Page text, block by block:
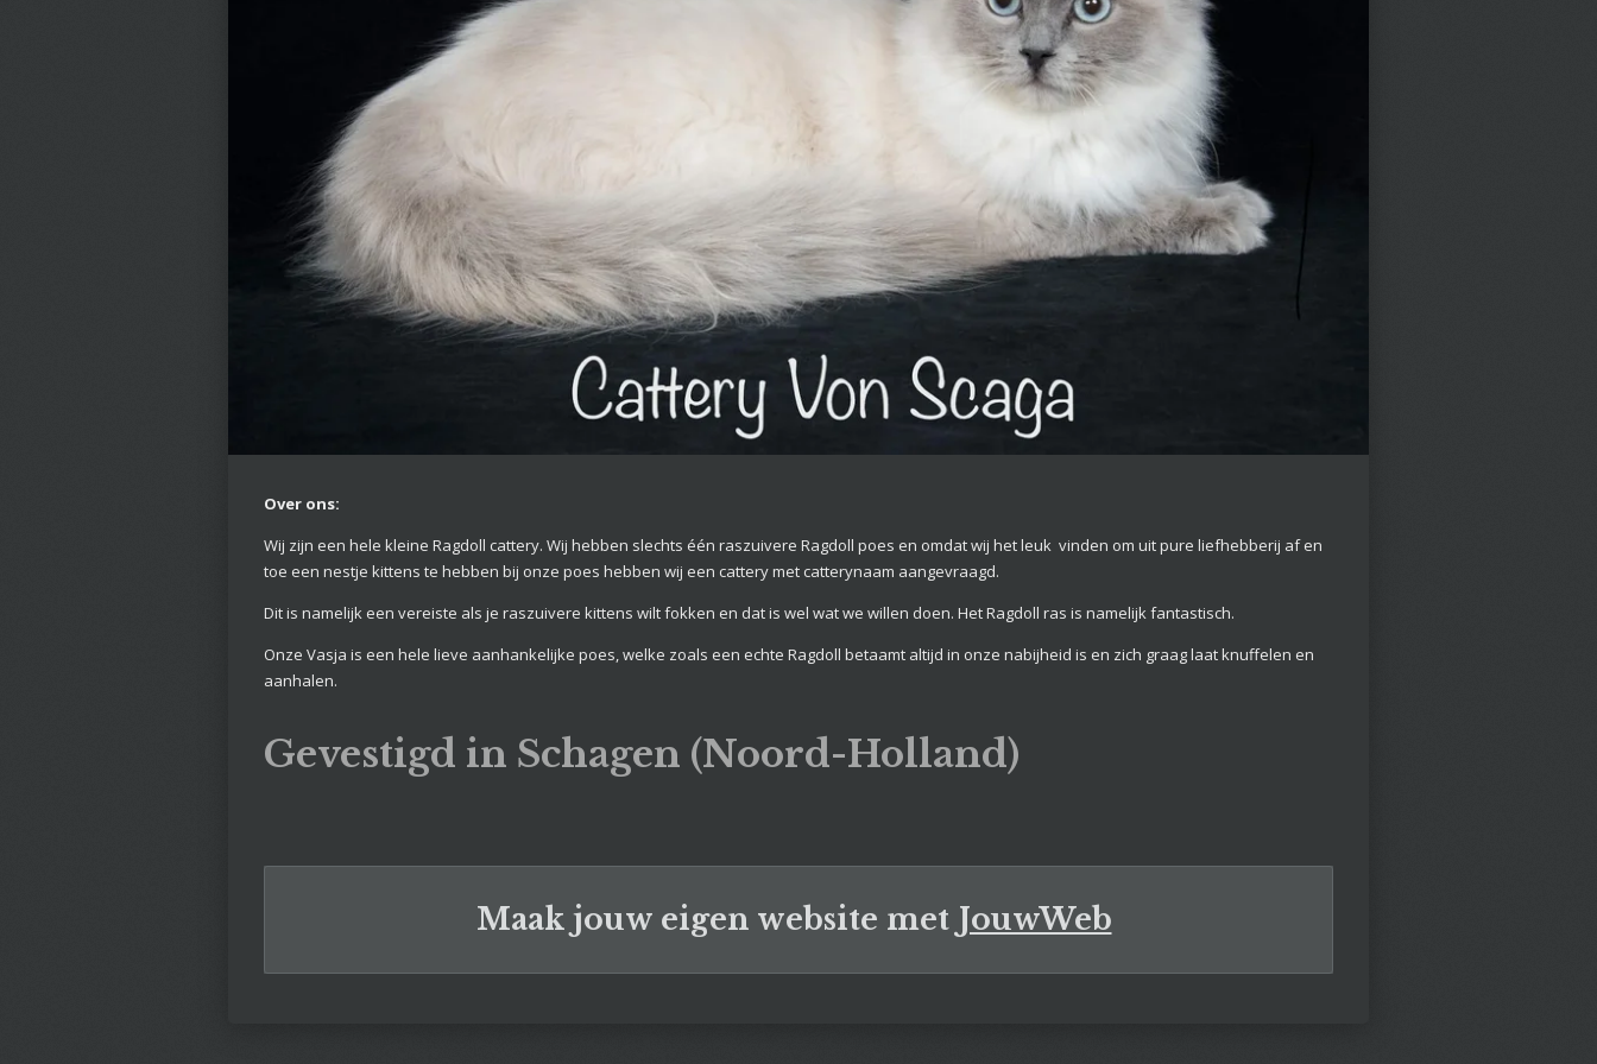
Over ons:
Wij zijn een hele kleine Ragdoll cattery. Wij hebben slechts één raszuivere Ragdoll poes en omdat wij het leuk vinden om uit pure liefhebberij af en
toe een nestje kittens te hebben bij onze poes hebben wij een cattery met catterynaam aangevraagd.
Dit is namelijk een vereiste als je raszuivere kittens wilt fokken en dat is wel wat we willen doen. Het Ragdoll ras is namelijk fantastisch.
Onze Vasja is een hele lieve aanhankelijke poes, welke zoals een echte Ragdoll betaamt altijd in onze nabijheid is en zich graag laat knuffelen en
aanhalen.
Gevestigd in Schagen (Noord-Holland)
Maak jouw eigen website met JouwWeb